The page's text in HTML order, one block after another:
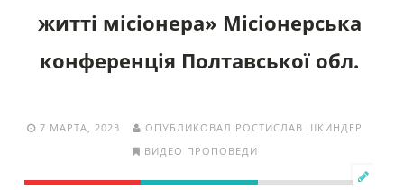
житті місіонера» Місіонерська
конференція Полтавської обл.
7 МАРТА, 2023
ОПУБЛИКОВАЛ РОСТИСЛАВ ШКИНДЕР
ВИДЕО ПРОПОВЕДИ